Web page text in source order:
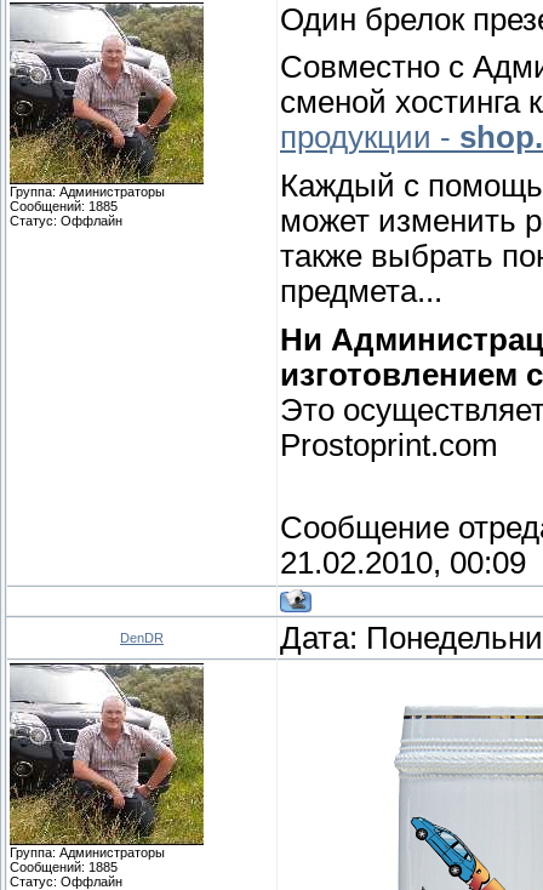
Группа: Администраторы
Сообщений: 1885
Статус: Оффлайн
Один брелок
Совместно с
сменой хостинга
продукции -
Каждый с
может изменить
также выбрать
предмета...
Ни
изготовлением
Это
Prostoprint.com
Сообщение
21.02.2010, 00:09
DenDR Дата:
Группа: Администраторы
Сообщений: 1885
Статус: Оффлайн